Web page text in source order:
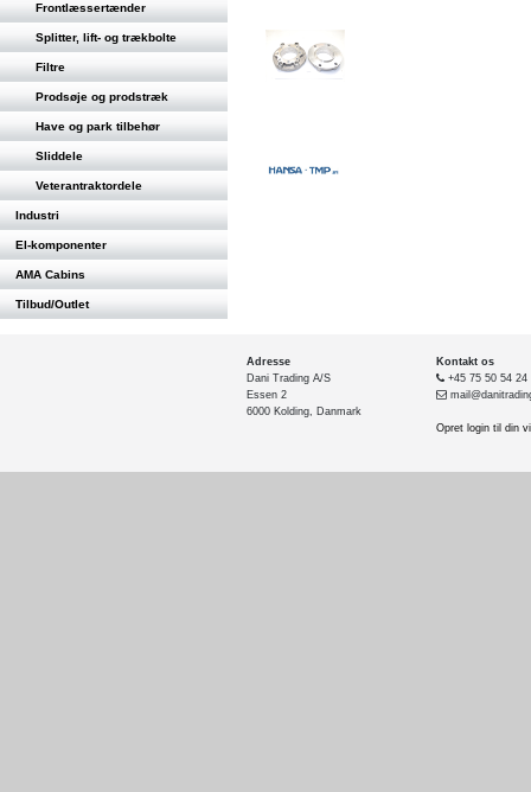
Frontlæssertænder
Splitter, lift- og trækbolte
Filtre
Prodsøje og prodstræk
Have og park tilbehør
Sliddele
Veterantraktordele
Industri
El-komponenter
AMA Cabins
Tilbud/Outlet
Adresse
Dani Trading A/S
Essen 2
6000 Kolding, Danmark
Kontakt os
+45 75 50 54 24
Opret login til din